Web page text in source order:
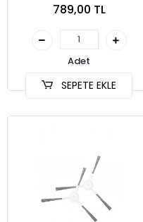
789,00 TL
Adet
SEPETE EKLE